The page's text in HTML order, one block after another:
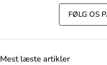
FØLG OS
Mest læste artikler